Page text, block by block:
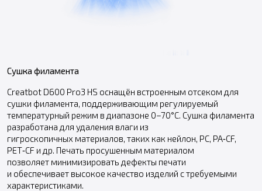
Сушка филамента
Creatbot D600 Pro3 HS оснащён встроенным отсеком для
сушки филамента, поддерживающим регулируемый
температурный режим в диапазоне 0–70°C. Сушка филамента
разработана для удаления влаги из
гигроскопичных материалов, таких как нейлон, PC, PA‑CF,
PET‑CF и др. Печать просушенным материалом
позволяет минимизировать дефекты печати
и обеспечивает высокое качество изделий с требуемыми
характеристиками.